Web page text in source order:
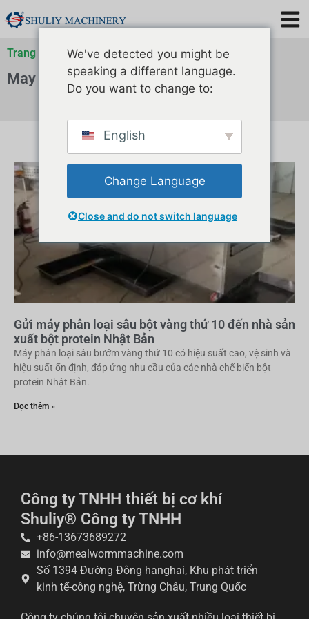
Trang chủ »Lưu trữ cho»Lưu trữ cho
May 2025
Gửi máy phân loại sâu bột vàng thứ 10 đến nhà sản
xuất bột protein Nhật Bản
Máy phân loại sâu bướm vàng thứ 10 có hiệu suất cao, vệ sinh và
hiệu suất ổn định, đáp ứng nhu cầu của các nhà chế biến bột
protein Nhật Bản.
Đọc thêm »
Công ty TNHH thiết bị cơ khí
Shuliy® Công ty TNHH
+86-13673689272
info@mealwormmachine.com
Số 1394 Đường Đông hanghai, Khu phát triển
kinh tế-công nghệ, Trừng Châu, Trung Quốc
We've detected you might be
speaking a different language.
Do you want to change to:
English
Change Language
Close and do not switch language